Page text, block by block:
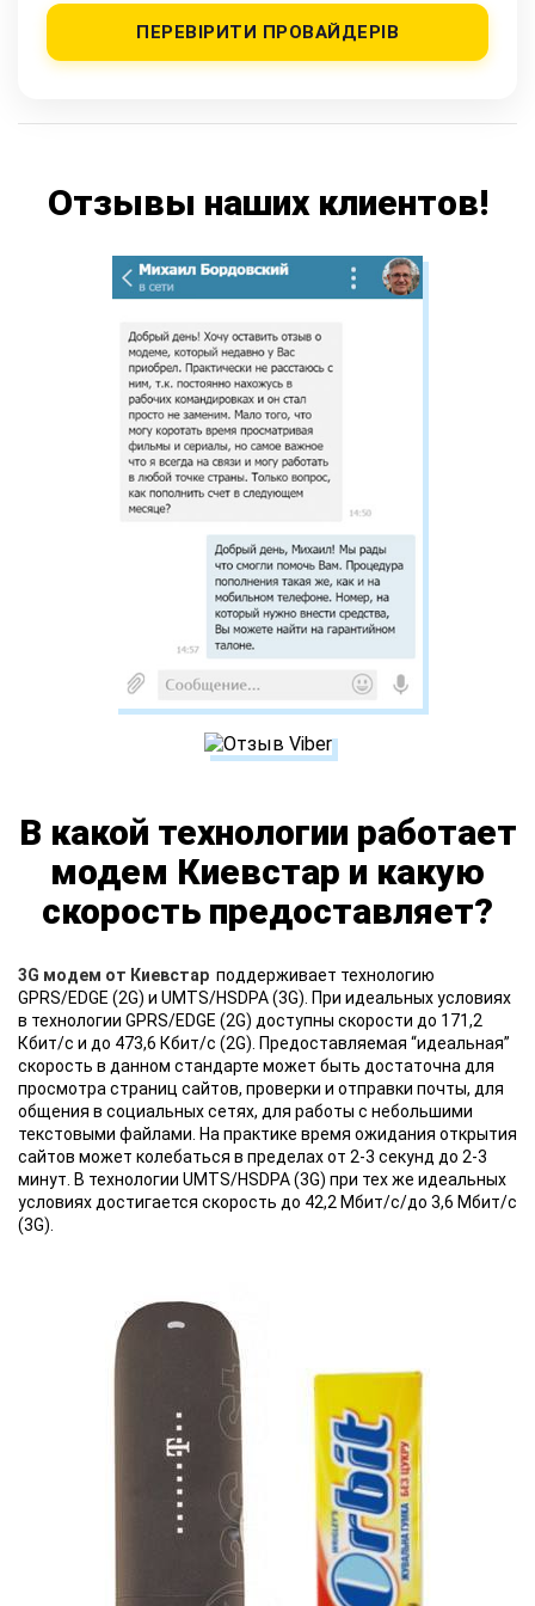
ПЕРЕВІРИТИ ПРОВАЙДЕРІВ
Отзывы наших клиентов!
В какой технологии работает
модем Киевстар и какую
скорость предоставляет?
3G модем от Киевстар поддерживает технологию
GPRS/EDGE (2G) и UMTS/HSDPA (3G). При идеальных условиях
в технологии GPRS/EDGE (2G) доступны скорости до 171,2
Кбит/с и до 473,6 Кбит/с (2G). Предоставляемая “идеальная”
скорость в данном стандарте может быть достаточна для
просмотра страниц сайтов, проверки и отправки почты, для
общения в социальных сетях, для работы с небольшими
текстовыми файлами. На практике время ожидания открытия
сайтов может колебаться в пределах от 2-3 секунд до 2-3
минут. В технологии UMTS/HSDPA (3G) при тех же идеальных
условиях достигается скорость до 42,2 Мбит/с/до 3,6 Мбит/с
(3G).